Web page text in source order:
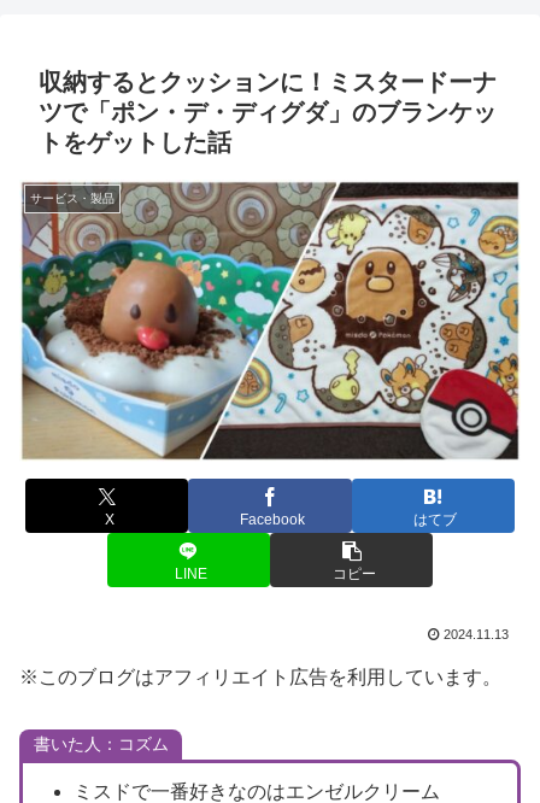
収納するとクッションに！ミスタードーナ
ツで「ポン・デ・ディグダ」のブランケッ
トをゲットした話
サービス・製品
X Facebook はてブ
LINE コピー
2024.11.13
※このブログはアフィリエイト広告を利用しています。
書いた人：コズム
ミスドで一番好きなのはエンゼルクリーム